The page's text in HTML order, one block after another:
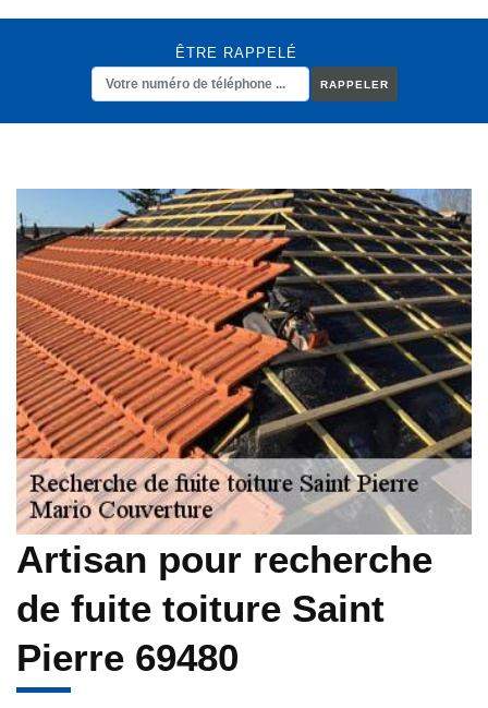
ÊTRE RAPPELÉ
Artisan pour recherche
de fuite toiture Saint
Pierre 69480